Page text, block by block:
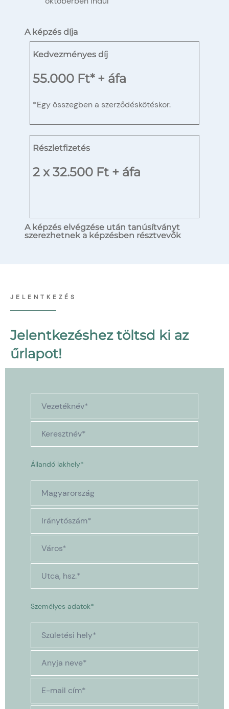
A képzés díja
Kedvezményes díj
55.000 Ft* + áfa
*Egy összegben a szerződéskötéskor.
Részletfizetés
2 x 32.500 Ft + áfa
A képzés elvégzése után tanúsítványt
szerezhetnek a képzésben résztvevők
JELENTKEZÉS
Jelentkezéshez töltsd ki az
űrlapot!
Állandó lakhely*
Személyes adatok*